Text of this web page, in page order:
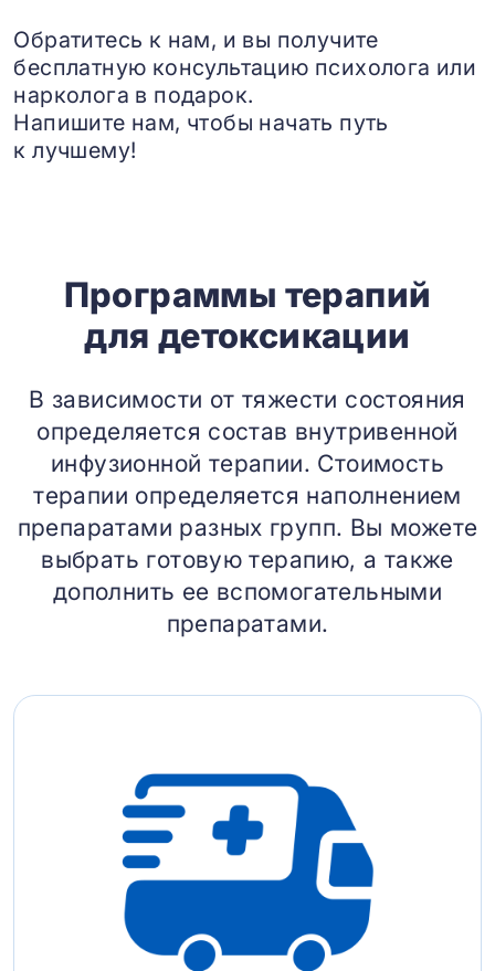
Обратитесь к нам, и вы получите
бесплатную консультацию психолога или
нарколога в подарок.
Напишите нам, чтобы начать путь
к лучшему!
Программы терапий
для детоксикации
В зависимости от тяжести состояния
определяется состав внутривенной
инфузионной терапии. Стоимость
терапии определяется наполнением
препаратами разных групп. Вы можете
выбрать готовую терапию, а также
дополнить ее вспомогательными
препаратами.